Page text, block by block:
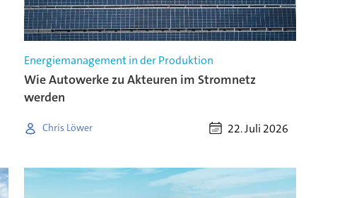
Energiemanagement in der Produktion
Wie Autowerke zu Akteuren im Stromnetz
werden
Chris Löwer 22. Juli 2026